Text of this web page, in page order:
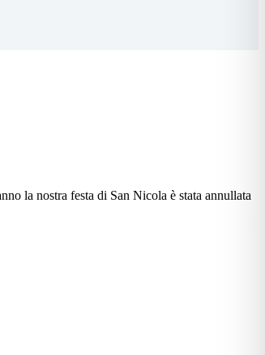
la nostra festa di San Nicola è stata annullata